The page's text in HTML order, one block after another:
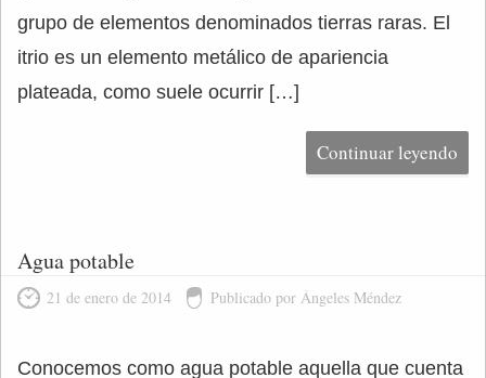
grupo de elementos denominados tierras raras. El
itrio es un elemento metálico de apariencia
plateada, como suele ocurrir […]
Continuar leyendo
Agua potable
21 de enero de 2014 Publicado por Ángeles Méndez
Conocemos como agua potable aquella que cuenta